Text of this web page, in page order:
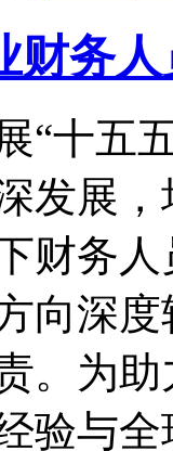
财务
“十五
发展
财务
向深
。为
验与